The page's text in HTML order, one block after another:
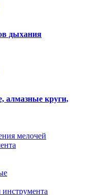
дыхания
алмазные круги,
мелочей